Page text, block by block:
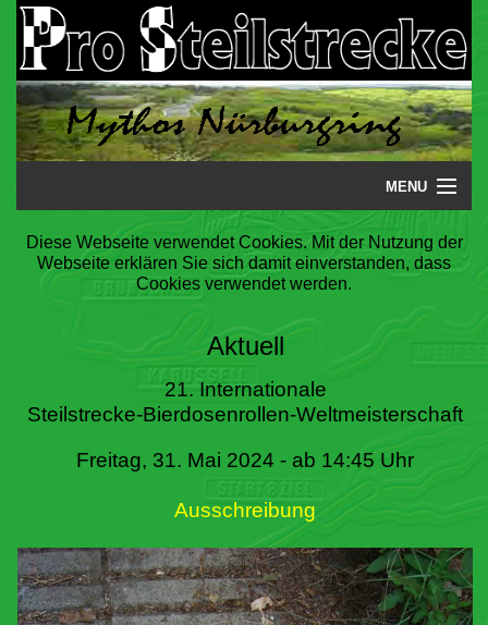
MENU
Startseite
Steilstrecke
Literatur
Termine
Diese Webseite verwendet Cookies. Mit der Nutzung der
Webseite erklären Sie sich damit einverstanden, dass
Cookies verwendet werden.
Aktuell
21. Internationale
Steilstrecke-Bierdosenrollen-Weltmeisterschaft
Freitag, 31. Mai 2024 - ab 14:45 Uhr
Ausschreibung